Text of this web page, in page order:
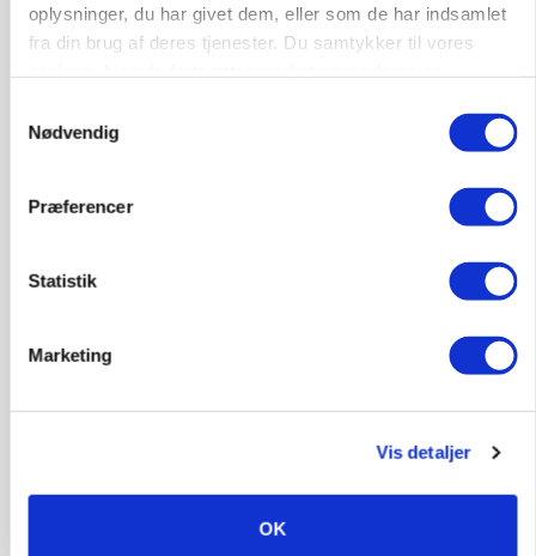
oplysninger, du har givet dem, eller som de har indsamlet
fra din brug af deres tjenester. Du samtykker til vores
Nødvendig
Præferencer
Statistik
Marketing
Vis detaljer
OK
Annonce
BUSINESS
Efter fire årtier: Familieejet vestjysk producent
af staldinventar får ny medejer
Største Manitou fik gammel vindmølle til at